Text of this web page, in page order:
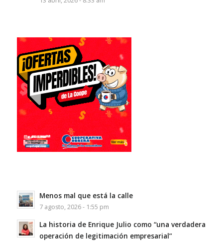
Menos mal que está la calle
7 agosto, 2026 - 1:55 pm
La historia de Enrique Julio como “una verdadera
operación de legitimación empresarial”